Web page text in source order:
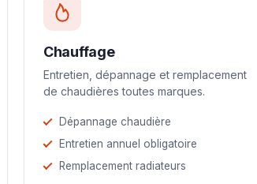
Chauffage
Entretien, dépannage et remplacement
de chaudières toutes marques.
Dépannage chaudière
Entretien annuel obligatoire
Remplacement radiateurs